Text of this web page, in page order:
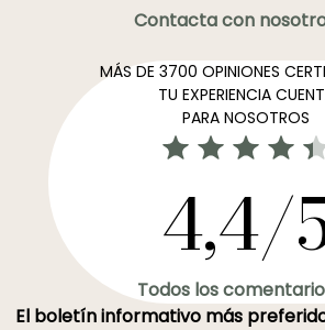
Contacta con
MÁS DE 3700 OPINIONES
TU EXPERIENCIA
PARA NOSOTROS
4,4/
Todos los
El boletín informativo más